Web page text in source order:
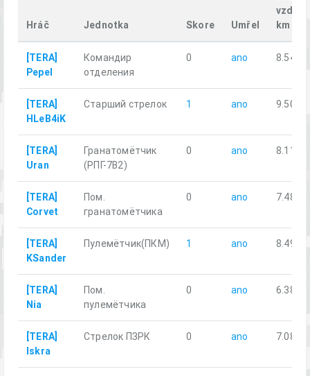
Hráč Jednotka Skore Umřel
km
[TERA]
Pepel
Командир
отделения
0 ano 8.54
[TERA]
HLeB4iK
Старший стрелок 1 ano 9.50
[TERA]
Uran
Гранатомётчик
(РПГ-7В2)
0 ano 8.11
[TERA]
Corvet
Пом.
гранатомётчика
0 ano 7.48
[TERA]
KSander
Пулемётчик(ПКM) 1 ano 8.49
[TERA]
Nia
Пом.
пулемётчика
0 ano 6.38
[TERA]
Iskra
Стрелок ПЗРК 0 ano 7.08